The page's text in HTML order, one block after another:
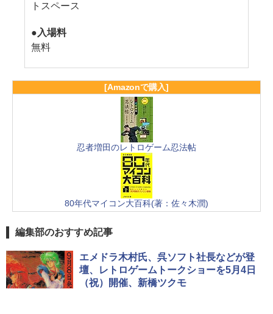
トスペース
●入場料
無料
[Amazonで購入]
忍者増田のレトロゲーム忍法帖
80年代マイコン大百科(著：佐々木潤)
編集部のおすすめ記事
エメドラ木村氏、呉ソフト社長などが登
壇、レトロゲームトークショーを5月4日
（祝）開催、新橋ツクモ